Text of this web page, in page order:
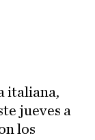
italiana,
jueves a
los